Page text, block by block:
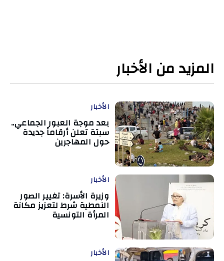
المزيد من الأخبار
الأخبار
بعد موجة العبور الجماعي..
سبتة تعلن أرقاماً جديدة
حول المهاجرين
الأخبار
وزيرة الأسرة: تغيير الصور
النمطية شرط لتعزيز مكانة
المرأة التونسية
الأخبار